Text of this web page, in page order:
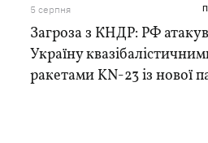
5 серпня
Загроза з КНДР: РФ
Україну
ракетами KN-23 із нової